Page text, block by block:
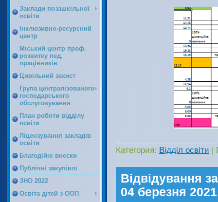
Заклади позашкільної
освіти
Інклюзивно-ресурсний
центр
Міський центр проф.
розвитку пед.
працівників
Цивільний захист
Група централізованого
господарського
обслуговування
План роботи відділу
освіти
Ліцензування закладів
освіти
Благодійні внески
Публічні закупівлі
ЗНО 2022
Освіта дітей з ООП
Категория: Відділ освіти |
Відвідування
04 березня